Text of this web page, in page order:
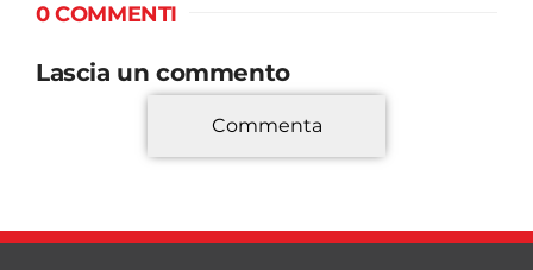
0 COMMENTI
Lascia un commento
*
Commenta